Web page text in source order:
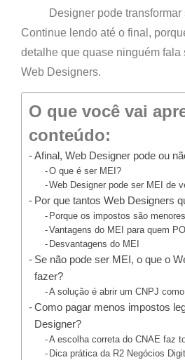
Designer pode transformar
Continue lendo até o final,
detalhe que quase ninguém fala
Web Designers.
O que você vai
conteúdo:
Afinal, Web Designer pode ou
O que é ser MEI?
Web Designer pode ser MEI de
Por que tantos Web Designers
Porque os impostos são
Vantagens do MEI para quem
Desvantagens do MEI
Se não pode ser MEI, o que o
fazer?
A solução é abrir um CNPJ
Como pagar menos impostos
Designer?
A escolha correta do CNAE faz
Dica prática da R2 Negócios